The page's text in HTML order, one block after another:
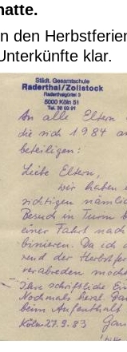
den
klar.